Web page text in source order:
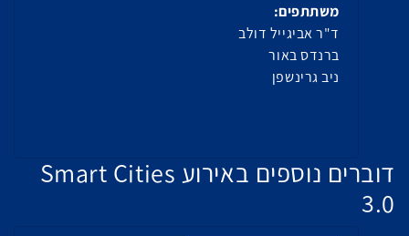
משתתפים:
ד"ר אביגייל דולב
ברנדס באור
ניב גרינשפן
דוברים נוספים באירוע Smart Cities
3.0